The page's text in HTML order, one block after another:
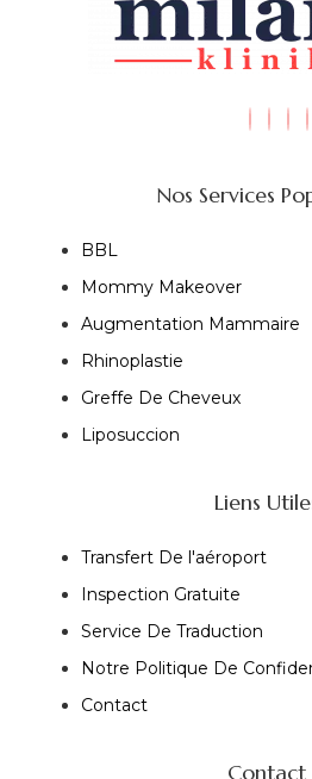
Nos Services
BBL
Mommy Makeover
Augmentation Mammaire
Rhinoplastie
Greffe De Cheveux
Liposuccion
Liens
Transfert De l'aéroport
Inspection Gratuite
Service De Traduction
Notre Politique De
Contact
Contact